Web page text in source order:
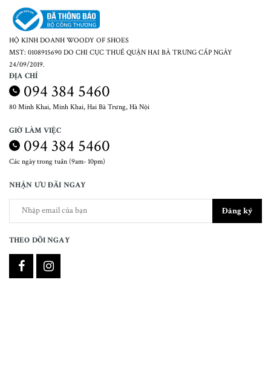
HỘ KINH DOANH WOODY OF SHOES
MST: 0108915690 DO CHI CỤC THUẾ QUẬN HAI BÀ TRƯNG CẤP NGÀY
24/09/2019.
ĐỊA CHỈ
094 384 5460
80 Minh Khai, Minh Khai, Hai Bà Trưng, Hà Nội
GIỜ LÀM VIỆC
094 384 5460
Các ngày trong tuần (9am- 10pm)
NHẬN ƯU ĐÃI NGAY
Đăng ký
THEO DÕI NGAY